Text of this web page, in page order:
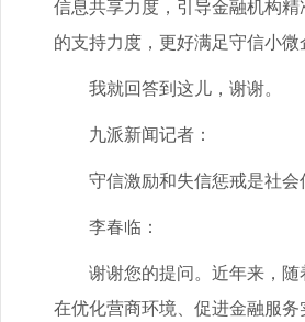
信息共享力度，引导金融机构
的支持力度，更好满足守信小微
我就回答到这儿，谢谢。
九派新闻记者：
守信激励和失信惩戒是社会
李春临：
谢谢您的提问。近年来，随着
在优化营商环境、促进金融服